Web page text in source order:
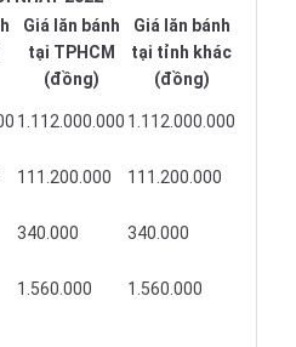
Giá lăn bánh
tại TPHCM
(đồng)
Giá lăn bánh
tại tỉnh khác
(đồng)
1.112.000.000 1.112.000.000
111.200.000 111.200.000
340.000 340.000
1.560.000 1.560.000